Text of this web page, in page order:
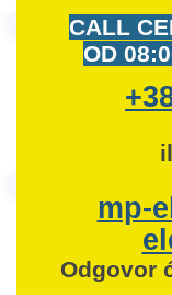
CALL
OD
mp-
Odgovor